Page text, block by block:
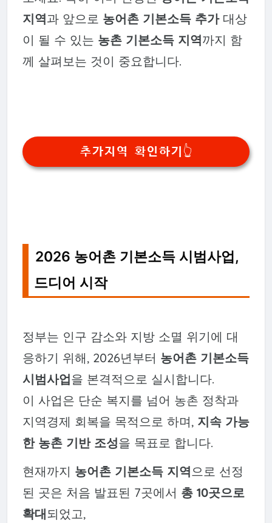
지역과 앞으로 농어촌 기본소득 추가대상
이 될 수 있는 농촌 기본소득 지역까지 함
께 살펴보는 것이 중요합니다.
추가지역 확인하기👆
2026 농어촌 기본소득 시범사업,
드디어 시작
정부는 인구 감소와 지방 소멸 위기에 대
응하기 위해, 2026년부터 농어촌 기본소득
시범사업을 본격적으로 실시합니다.
이 사업은 단순 복지를 넘어 농촌 정착과
지역경제 회복을 목적으로 하며, 지속 가능
한 농촌 기반 조성을 목표로 합니다.
현재까지 농어촌 기본소득 지역 으로 선정
된 곳은 처음 발표된 7곳에서 총 10곳으로
확대되었고,